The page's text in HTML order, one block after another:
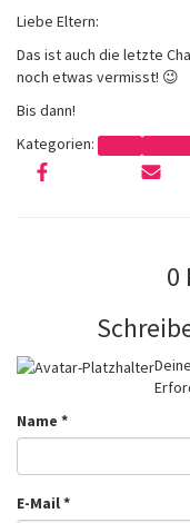
Liebe Eltern:
Das ist auch die letzte
noch etwas vermisst! 😉
Bis dann!
Kategorien:
0
Name *
E-Mail*